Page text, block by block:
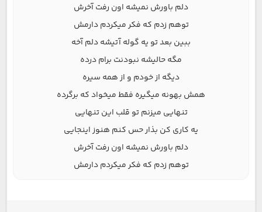
دلم باورش نمیشه اون رفت آخرش
توهم زدم که فکر میکردم دارمش
ببین بعد تو یه گوله آتیشه دلم آخه
مگه حالیشه نبودنت برام درده
دیگه از خودم و از همه سیره
همش بهونه میگیره فقط میخواد که برگرده
تنهایی میزنم تو قلب این تنهایی
یه کاری کن بذار حس کنم هنوز اینجایی
دلم باورش نمیشه اون رفت آخرش
توهم زدم که فکر میکردم دارمش